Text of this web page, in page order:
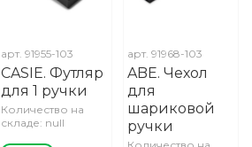
арт.91955-103
CASIE. Футляр
для 1 ручки
Количество на
складе: null
арт.91968-103
ABE. Чехол
для
шариковой
ручки